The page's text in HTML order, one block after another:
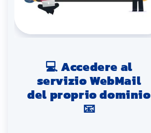
💻 Accedere al
servizio WebMail
del proprio dominio
📧